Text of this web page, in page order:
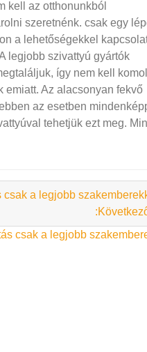
kell az otthonunkból
szeretnénk. csak egy
a lehetőségekkel
legjobb szivattyú gyártók
így nem kell
emiatt. Az alacsonyan fekvő
az esetben
tehetjük ezt meg.
csak a legjobb
csak a legjobb